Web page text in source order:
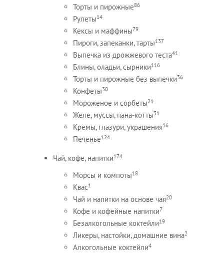
Торты и пирожные86
Рулеты14
Кексы и маффины79
Пироги, запеканки, тарты137
Выпечка из дрожжевого теста41
Блины, оладьи, сырники116
Торты и пирожные без выпечки36
Конфеты30
Мороженое и сорбеты21
Желе, муссы, пана-котты31
Кремы, глазури, украшения16
Печенье124
Чай, кофе, напитки174
Морсы и компоты18
Квас1
Чай и напитки на основе чая20
Кофе и кофейные напитки7
Безалкогольные коктейли19
Ликеры, настойки, домашние вина2
Алкогольные коктейли4